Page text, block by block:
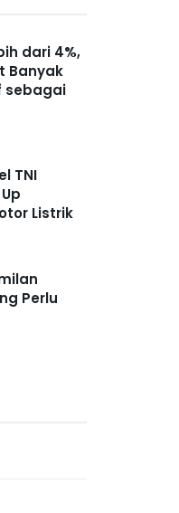
dari 4%,
Banyak
sebagai
TNI
Listrik
Perlu